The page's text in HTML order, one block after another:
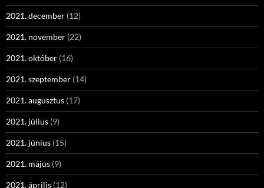
2021. december (12)
2021. november (22)
2021. október (16)
2021. szeptember (14)
2021. augusztus (17)
2021. július (9)
2021. június (15)
2021. május (9)
2021. április (12)